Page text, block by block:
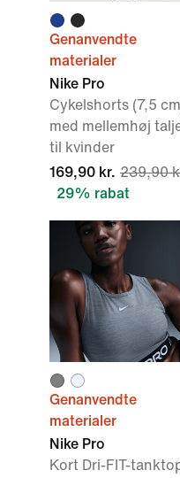
Genanvendte
materialer
Nike Pro
Cykelshorts (7,5
med mellemhøj
til kvinder
169,90 kr. 239,90
29% rabat
Genanvendte
materialer
Nike Pro
Kort Dri-FIT-